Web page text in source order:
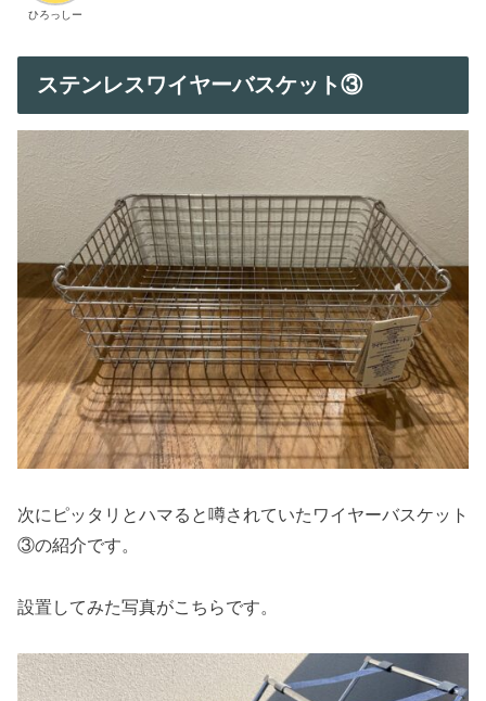
ひろっしー
ステンレスワイヤーバスケット③
次にピッタリとハマると噂されていたワイヤーバスケット
③の紹介です。
設置してみた写真がこちらです。